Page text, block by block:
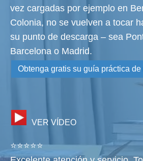
vez cargadas por ejemplo en
Colonia, no se vuelven a tocar
su punto de descarga – sea
Barcelona o Madrid.
Obtenga gratis su guía práctica
VER VÍDEO
⭐⭐⭐⭐⭐